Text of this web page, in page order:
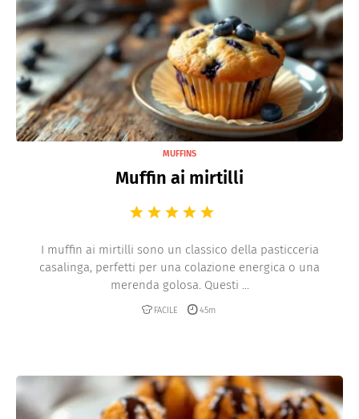
MUFFINS
Muffin ai mirtilli
I muffin ai mirtilli sono un classico della pasticceria
casalinga, perfetti per una colazione energica o una
merenda golosa. Questi ...
FACILE 45m